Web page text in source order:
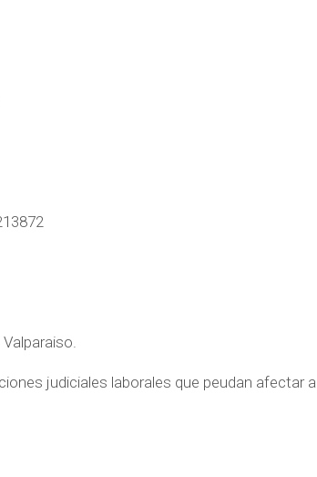
judiciales laborales que peudan afectar a